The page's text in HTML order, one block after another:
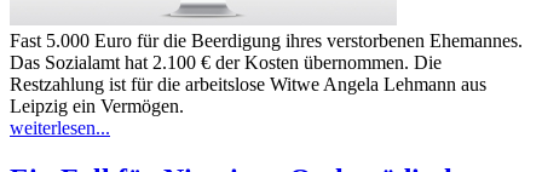
Fast 5.000 Euro für die Beerdigung ihres verstorbenen Ehemannes.
Das Sozialamt hat 2.100 € der Kosten übernommen. Die
Restzahlung ist für die arbeitslose Witwe Angela Lehmann aus
Leipzig ein Vermögen.
weiterlesen...